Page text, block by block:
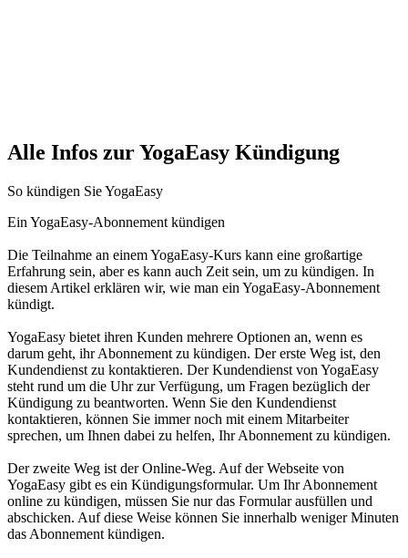
Alle Infos zur YogaEasy Kündigung
So kündigen Sie YogaEasy
Ein YogaEasy-Abonnement kündigen
Die Teilnahme an einem YogaEasy-Kurs kann eine großartige
Erfahrung sein, aber es kann auch Zeit sein, um zu kündigen. In
diesem Artikel erklären wir, wie man ein YogaEasy-Abonnement
kündigt.
YogaEasy bietet ihren Kunden mehrere Optionen an, wenn es
darum geht, ihr Abonnement zu kündigen. Der erste Weg ist, den
Kundendienst zu kontaktieren. Der Kundendienst von YogaEasy
steht rund um die Uhr zur Verfügung, um Fragen bezüglich der
Kündigung zu beantworten. Wenn Sie den Kundendienst
kontaktieren, können Sie immer noch mit einem Mitarbeiter
sprechen, um Ihnen dabei zu helfen, Ihr Abonnement zu kündigen.
Der zweite Weg ist der Online-Weg. Auf der Webseite von
YogaEasy gibt es ein Kündigungsformular. Um Ihr Abonnement
online zu kündigen, müssen Sie nur das Formular ausfüllen und
abschicken. Auf diese Weise können Sie innerhalb weniger Minuten
das Abonnement kündigen.